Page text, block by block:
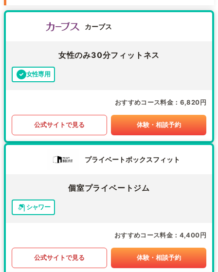
カーブス
女性のみ30分フィットネス
女性専用
おすすめコース料金 6,820円
公式サイトで見る 体験・相談予約
プライベートボックスフィット
個室プライベートジム
シャワー
おすすめコース料金 4,400円
公式サイトで見る 体験・相談予約